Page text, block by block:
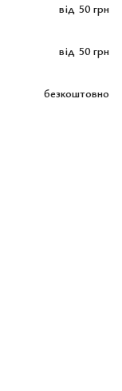
від 50 грн
від 50 грн
безкоштовно